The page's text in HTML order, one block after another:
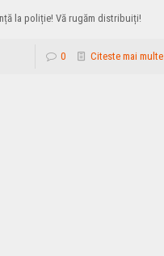
la poliție! Vă rugăm distribuiți!
0 Citeste mai multe